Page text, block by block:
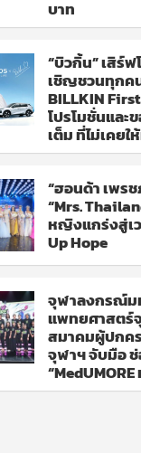
บาท
“บิวกิ้น” เสิร์
เชิญชวนทุกคน
BILLKIN
โปรโมชั่นแล
เต็ม ที่ไม่เคย
“ฮอนด้า เพร
“Mrs.
หญิงแกร่งสู่เ
Up Hope
จุฬาลงกรณ์ม
แพทยศาสตร์
สมาคมผู้ปกค
จุฬาฯ จับมือ